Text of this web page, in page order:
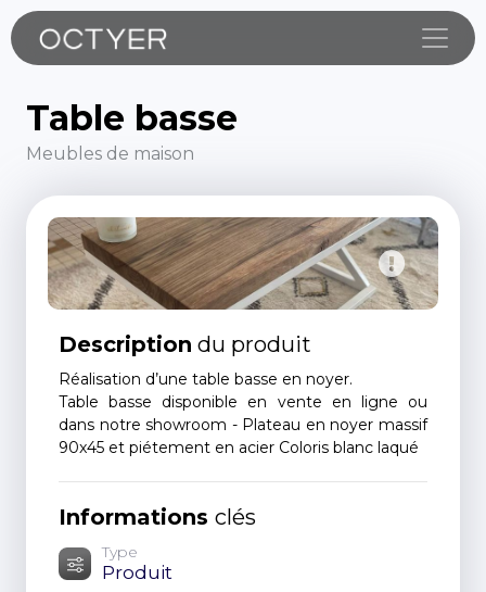
Table basse
Meubles de maison
Description du produit
Réalisation d’une table basse en noyer.
Table basse disponible en vente en ligne ou
dans notre showroom - Plateau en noyer massif
90x45 et piétement en acier Coloris blanc laqué
Informations clés
Type
Produit